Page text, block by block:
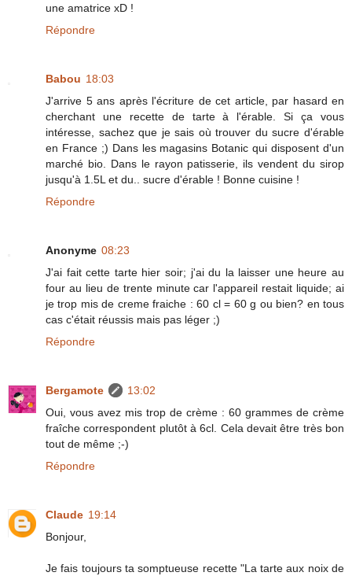
une amatrice xD !
Répondre
Babou 18:03
J'arrive 5 ans après l'écriture de cet article, par hasard en
cherchant une recette de tarte à l'érable. Si ça vous
intéresse, sachez que je sais où trouver du sucre d'érable
en France ;) Dans les magasins Botanic qui disposent d'un
marché bio. Dans le rayon patisserie, ils vendent du sirop
jusqu'à 1.5L et du.. sucre d'érable ! Bonne cuisine !
Répondre
Anonyme 08:23
J'ai fait cette tarte hier soir; j'ai du la laisser une heure au
four au lieu de trente minute car l'appareil restait liquide; ai
je trop mis de creme fraiche : 60 cl = 60 g ou bien? en tous
cas c'était réussis mais pas léger ;)
Répondre
Bergamote
13:02
Oui, vous avez mis trop de crème : 60 grammes de crème
fraîche correspondent plutôt à 6cl. Cela devait être très bon
tout de même ;-)
Répondre
Claude 19:14
Bonjour,
Je fais toujours ta somptueuse recette "La tarte aux noix de